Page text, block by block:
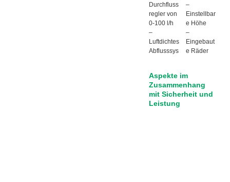
Durchfluss
regler von
0-100 l/h
–
Luftdichtes
Abflusssys
–
Einstellbar
e Höhe
–
Eingebaut
e Räder
Aspekte im
Zusammenhang
mit Sicherheit und
Leistung